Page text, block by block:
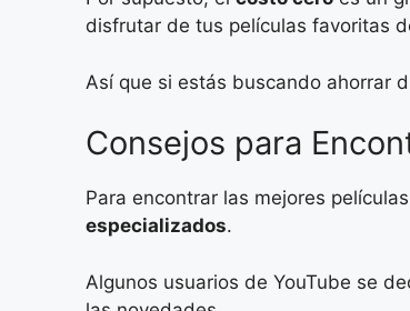
disfrutar de tus películas favoritas
Así que si estás buscando ahorrar
Consejos para
Para encontrar las mejores
especializados.
Algunos usuarios de YouTube se